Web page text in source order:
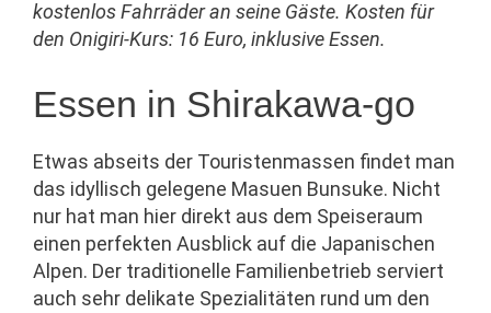
kostenlos Fahrräder an seine Gäste. Kosten für
den Onigiri-Kurs: 16 Euro, inklusive Essen.
Essen in Shirakawa-go
Etwas abseits der Touristenmassen findet man
das idyllisch gelegene Masuen Bunsuke. Nicht
nur hat man hier direkt aus dem Speiseraum
einen perfekten Ausblick auf die Japanischen
Alpen. Der traditionelle Familienbetrieb serviert
auch sehr delikate Spezialitäten rund um den